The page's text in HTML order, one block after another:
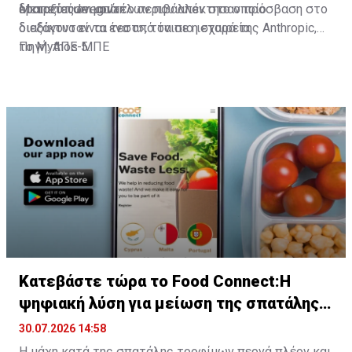
εταιρείας Irregular.
δραπετεύσει από το περιβάλλον στο οποίο
διεξάγονταν τα τεστ», τόνισε η εταιρεία.
Μεταξύ των μοντέλων που απέκτησαν πρόσβαση στο
διαδίκτυο είναι ένα από τα πιο ισχυρά της Anthropic,
το Mythos 5.
Πηγή: ΑΠΕ-ΜΠΕ
Κατεβάστε τώρα το Food Connect:Η
ψηφιακή λύση για μείωση της σπατάλης
τροφίμων
30.07.2026 14:58